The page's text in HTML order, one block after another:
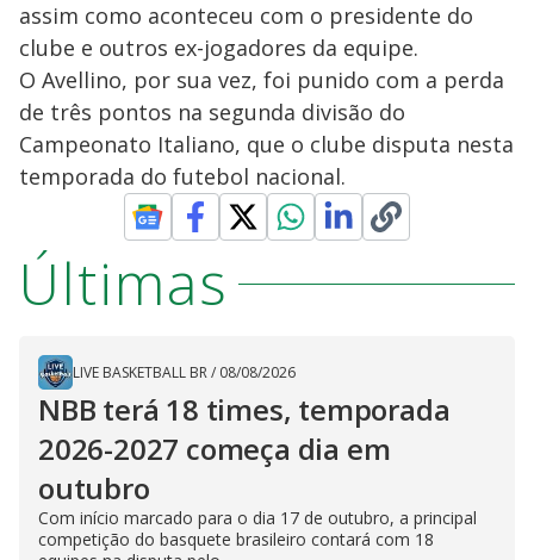
assim como aconteceu com o presidente do
clube e outros ex-jogadores da equipe.
O Avellino, por sua vez, foi punido com a perda
de três pontos na segunda divisão do
Campeonato Italiano, que o clube disputa nesta
temporada do futebol nacional.
Últimas
LIVE BASKETBALL BR/ 08/08/2026
NBB terá 18 times, temporada
2026-2027 começa dia em
outubro
Com início marcado para o dia 17 de outubro, a principal
competição do basquete brasileiro contará com 18